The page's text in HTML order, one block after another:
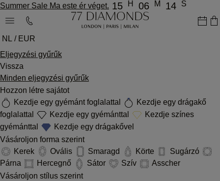
Summer Sale Ma este ér véget. 15 H 06 M 14 S
NL / EUR
Eljegyzési gyűrűk
Vissza
Minden eljegyzési gyűrűk
Hozzon létre sajátot
Kezdje egy gyémánt foglalattal
Kezdje egy drágakő
foglalattal
Kezdje egy gyémánttal
Kezdje színes
gyémánttal
Kezdje egy drágakővel
Vásároljon forma szerint
Kerek
Ovális Smaragd Körte
Sugárzó
Párna
Hercegnő Sátor Szív
Asscher
Vásároljon stílus szerint